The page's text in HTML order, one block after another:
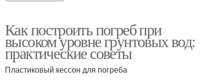
Как построить погреб при
высоком уровне грунтовых вод:
практические советы
Пластиковый кессон для погреба